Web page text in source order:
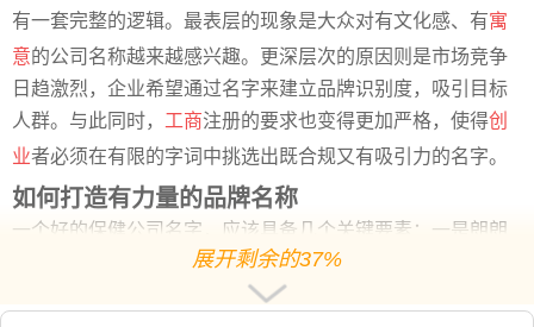
有一套完整的逻辑。最表层的现象是大众对有文化感、有寓
意的公司名称越来越感兴趣。更深层次的原因则是市场竞争
日趋激烈，企业希望通过名字来建立品牌识别度，吸引目标
人群。与此同时， 工商注册的要求也变得更加严格，使得创
业者必须在有限的字词中挑选出既合规又有吸引力的名字。
如何打造有力量的品牌名称
一个好的保健公司名字，应该具备几个关键要素：一是朗朗
上口，容易记忆；二是体现健康理念，让人一听就知道这是
做什么的；三是富有文化底蕴，能够赢得消费者的信任。要
做到这一点，可以从传统文化中汲取灵感，比如《黄帝内
展开剩余的37%